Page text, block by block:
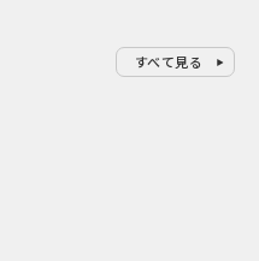
すべて見る